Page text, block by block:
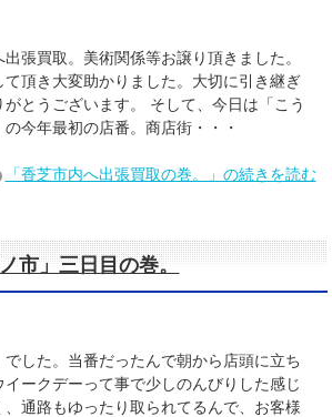
張買取。美術関係等お譲り頂きました。
頂き大変助かりました。大切に引き継ぎ
とうございます。 そして、今日は「こう
今年最初の店番。商店街・・・
「香芝市内へ出張買取の巻。」の続きを読む
市」三日目の巻。
でした。当番だったんで朝から店頭に立ち
イークデーって事で少しのんびりした感じ
通路もゆったり取られてるんで、お客様